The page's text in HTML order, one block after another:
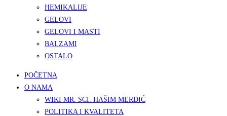
HEMIKALIJE
GELOVI
GELOVI I MASTI
BALZAMI
OSTALO
POČETNA
O NAMA
WIKI MR. SCI. HAŠIM MERDIĆ
POLITIKA I KVALITETA